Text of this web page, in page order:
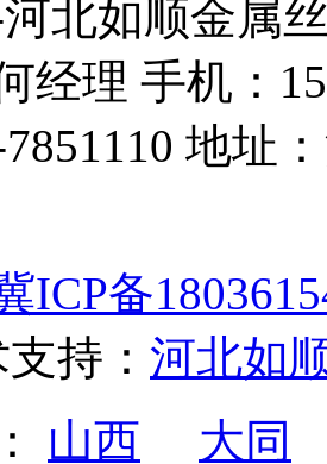
北如顺金属
经理 手机：
地址
ICP备
持： 河北如
山西
大同